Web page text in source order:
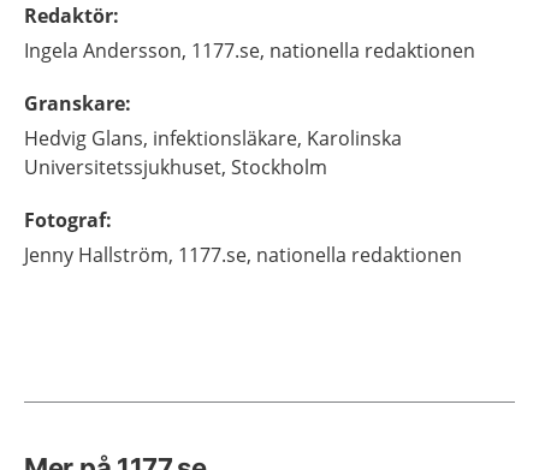
Redaktör:
Ingela Andersson, 1177.se, nationella redaktionen
Granskare:
Hedvig Glans, infektionsläkare, Karolinska
Universitetssjukhuset, Stockholm
Fotograf:
Jenny Hallström, 1177.se, nationella redaktionen